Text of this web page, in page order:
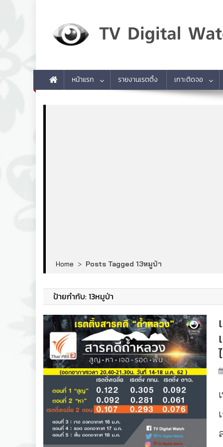
หน้าแรก รายงานเรตติ้ง เกาะติดจอ
Home > Posts Tagged 13หมูป่า
ป้ายกำกับ:13หมูป่า